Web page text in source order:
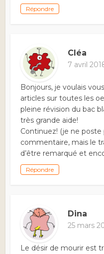
Répondre
Cléa
7 avril
Bonjours, je voulais
articles sur toutes les
pleine révision du bac
très grande aide!
Continuez! (je ne poste
commentaire, mais le
d’être remarqué et
Répondre
Dina
25 mars
Le désir de mourir est